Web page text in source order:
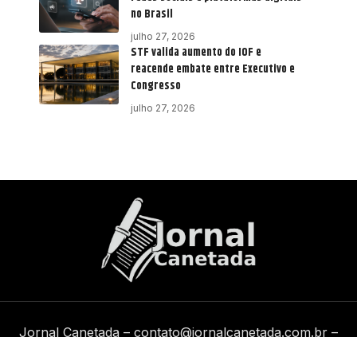
no Brasil
julho 27, 2026
STF valida aumento do IOF e
reacende embate entre Executivo e
Congresso
julho 27, 2026
Jornal Canetada – contato@jornalcanetada.com.br –